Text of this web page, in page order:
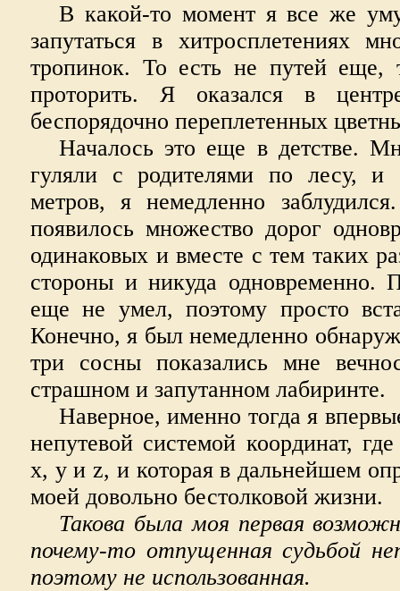
В какой-то момент я все же
запутаться в хитросплетениях
тропинок. То есть не путей еще,
проторить. Я оказался в
беспорядочно переплетенных
Началось это еще в детстве.
гуляли с родителями по лесу, и
метров, я немедленно
появилось множество дорог
одинаковых и вместе с тем таких
стороны и никуда одновременно.
еще не умел, поэтому просто
Конечно, я был немедленно
три сосны показались мне
страшном и запутанном лабиринте.
Наверное, именно тогда я
непутевой системой координат,
x, y и z, и которая в дальнейшем
моей довольно бестолковой жизни.
Такова была моя первая
почему-то отпущенная судьбой
поэтому не использованная.